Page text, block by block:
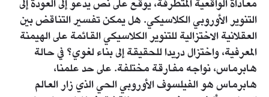
معاداة الواقعية المتطرفة، يوقع على نص يدعو إلى العودة إلى
التنوير الأوروبي الكلاسيكي. هل يمكن تفسير التناقض بين
العقلانية الاختزالية للتنوير الكلاسيكي القائمة على الهيمنة
المعرفية، واختزال دريدا للحقيقة إلى بناء لغوي؟ في حالة
هابرماس، نواجه مفارقة مختلفة. على حد علمنا،
هابرماس هو الفيلسوف الأوروبي الحي الذي زار العالم